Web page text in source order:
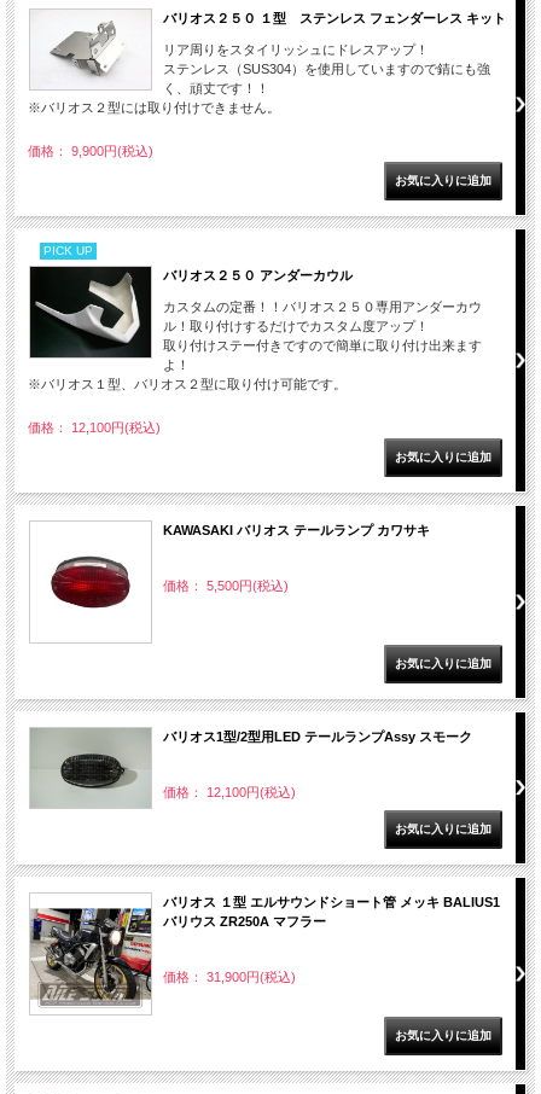
バリオス２５０ １型 ステンレス フェンダーレス キット
リア周りをスタイリッシュにドレスアップ！
ステンレス（SUS304）を使用していますので錆にも強
く、頑丈です！！
※バリオス２型には取り付けできません。
価格： 9,900円(税込)
PICK UP
バリオス２５０ アンダーカウル
カスタムの定番！！バリオス２５０専用アンダーカウ
ル！取り付けするだけでカスタム度アップ！
取り付けステー付きですので簡単に取り付け出来ます
よ！
※バリオス１型、バリオス２型に取り付け可能です。
価格： 12,100円(税込)
KAWASAKI バリオス テールランプ カワサキ
価格： 5,500円(税込)
バリオス1型/2型用LED テールランプAssy スモーク
価格： 12,100円(税込)
バリオス １型 エルサウンドショート管 メッキ BALIUS1
バリウス ZR250A マフラー
価格： 31,900円(税込)